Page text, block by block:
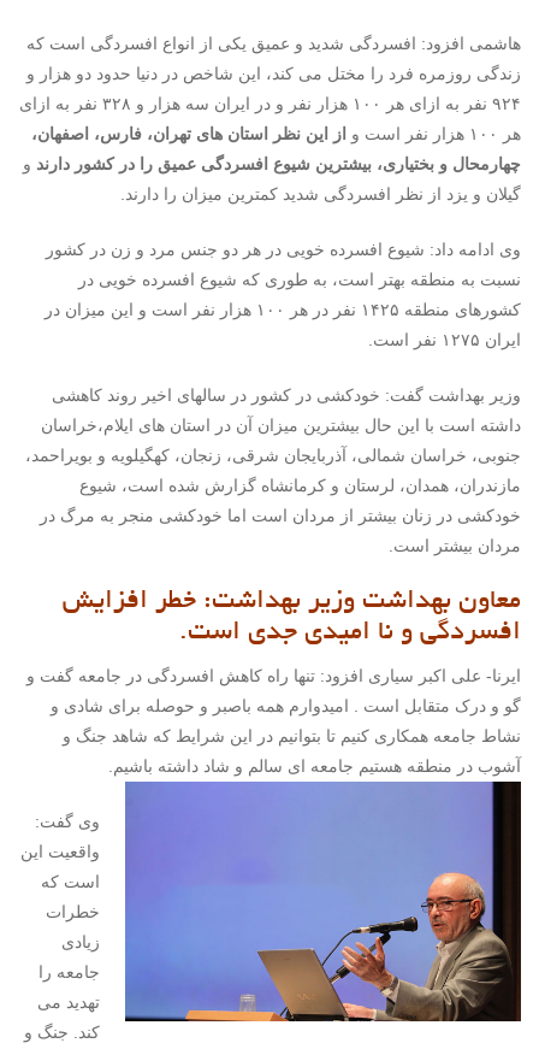
هاشمی افزود: افسردگی شدید و عمیق یکی از انواع افسردگی است که
زندگی روزمره فرد را مختل می کند، این شاخص در دنیا حدود دو هزار و
۹۲۴ نفر به ازای هر ۱۰۰ هزار نفر و در ایران سه هزار و ۳۲۸ نفر به ازای
هر ۱۰۰ هزار نفر است و
از این نظر استان های تهران، فارس، اصفهان،
چهارمحال و بختیاری، بیشترین شیوع افسردگی عمیق را در کشور دارند و
گیلان و یزد از نظر افسردگی شدید کمترین میزان را دارند.
وی ادامه داد: شیوع افسرده خویی در هر دو جنس مرد و زن در کشور
نسبت به منطقه بهتر است، به طوری که شیوع افسرده خویی در
کشورهای منطقه ۱۴۲۵ نفر در هر ۱۰۰ هزار نفر است و این میزان در
ایران ۱۲۷۵ نفر است.
وزیر بهداشت گفت: خودکشی در کشور در سالهای اخیر روند کاهشی
داشته است با این حال بیشترین میزان آن در استان های ایلام،خراسان
جنوبی، خراسان شمالی، آذربایجان شرقی، زنجان، کهگیلویه و بویراحمد،
مازندران، همدان، لرستان و کرمانشاه گزارش شده است، شیوع
خودکشی در زنان بیشتر از مردان است اما خودکشی منجر به مرگ در
مردان بیشتر است.
معاون بهداشت وزیر بهداشت: خطر افزایش
افسردگی و نا امیدی جدی است.
ایرنا- علی اکبر سیاری افزود: تنها راه کاهش افسردگی در جامعه گفت و
گو و درک متقابل است . امیدوارم همه باصبر و حوصله برای شادی و
نشاط جامعه همکاری کنیم تا بتوانیم در این شرایط که شاهد جنگ و
آشوب در منطقه هستیم جامعه ای سالم و شاد داشته باشیم.
وی گفت:
واقعیت این
است که
خطرات
زیادی
جامعه را
تهدید می
کند. جنگ و